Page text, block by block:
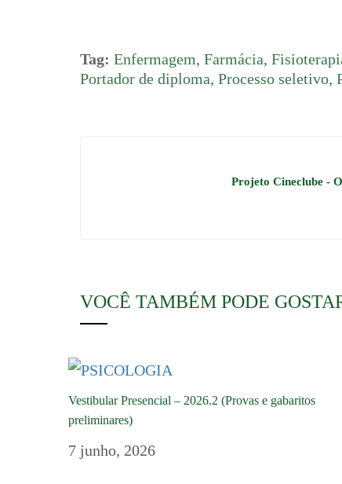
Tag: Enfermagem, Farmácia,
Portador de diploma, Processo seletivo,
Projeto Cineclube -
VOCÊ TAMBÉM PODE
Vestibular Presencial – 2026.2 (Provas e gabaritos
preliminares)
7 junho, 2026